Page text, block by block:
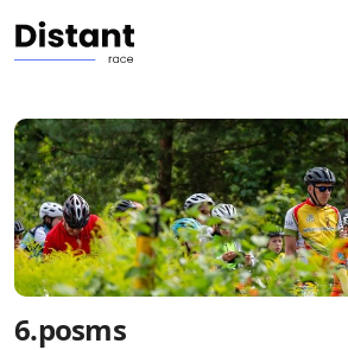
6.posms